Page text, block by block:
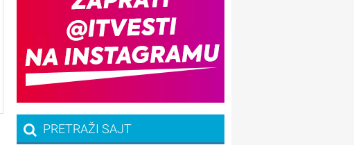
PRETRAŽI SAJT